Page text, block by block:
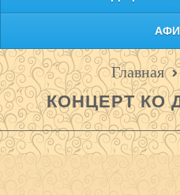
Главная
КОНЦЕРТ КО